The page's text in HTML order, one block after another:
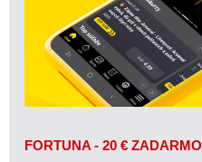
FORTUNA - 20 € ZADARMO